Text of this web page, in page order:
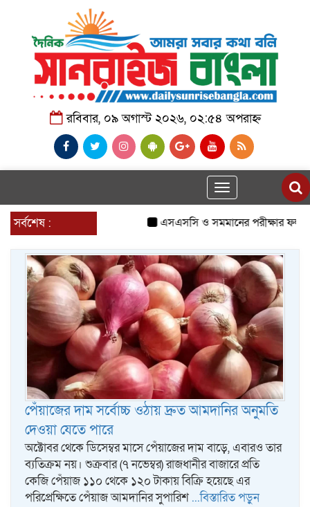
রবিবার, ০৯ অগাস্ট ২০২৬, ০২:৫৪ অপরাহ্ন
Toggle
navigation
সর্বশেষ :
এসএসসি ও সমমানের পরীক্ষার
পেঁয়াজের দাম সর্বোচ্চ ওঠায় দ্রুত আমদানির অনুমতি
দেওয়া যেতে পারে
অক্টোবর থেকে ডিসেম্বর মাসে পেঁয়াজের দাম বাড়ে, এবারও তার
ব্যতিক্রম নয়। শুক্রবার (৭ নভেম্বর) রাজধানীর বাজারে প্রতি
কেজি পেঁয়াজ ১১০ থেকে ১২০ টাকায় বিক্রি হয়েছে এর
পরিপ্রেক্ষিতে পেঁয়াজ আমদানির সুপারিশ ...বিস্তারিত পড়ুন